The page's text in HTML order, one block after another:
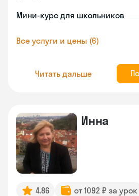
Мини-курс для школьников
Все услуги и цены (6)
Читать дальше
Инна
4.86
от 1092 ₽ за урок